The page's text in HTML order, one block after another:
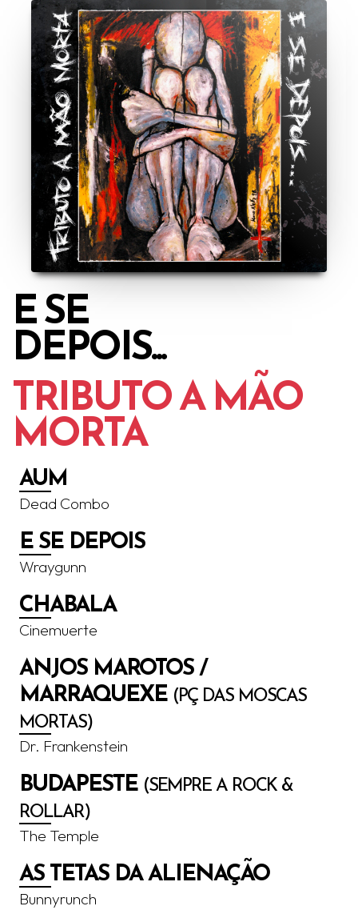
E SE
DEPOIS...
TRIBUTO A MÃO
MORTA
AUM
Dead Combo
E SE DEPOIS
Wraygunn
CHABALA
Cinemuerte
ANJOS MAROTOS /
MARRAQUEXE (PÇ DAS MOSCAS
MORTAS)
Dr. Frankenstein
BUDAPESTE (SEMPRE A ROCK &
ROLLAR)
The Temple
AS TETAS DA ALIENAÇÃO
Bunnyrunch